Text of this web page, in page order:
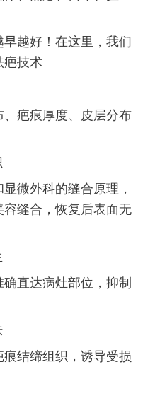
越好！在这里，我们
疤技术
疤痕厚度、皮层分布
微外科的缝合原理，
缝合，恢复后表面无
直达病灶部位，抑制
结缔组织，诱导受损